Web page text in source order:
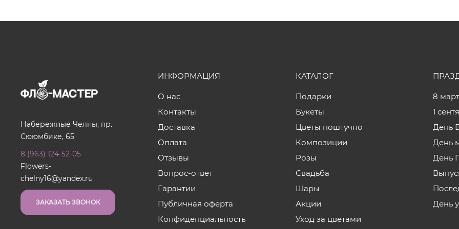
Набережные Челны, пр.
Сююмбике, 65
8 (963) 124-52-05
Flowers-
chelny16@yandex.ru
ЗАКАЗАТЬ ЗВОНОК
ИНФОРМАЦИЯ
О нас
Контакты
Доставка
Оплата
Отзывы
Вопрос-ответ
Гарантии
Публичная оферта
Конфиденциальность
КАТАЛОГ
Подарки
Букеты
Цветы поштучно
Композиции
Розы
Свадьба
Шары
Акции
Уход за цветами
8
1
День
День
День
День